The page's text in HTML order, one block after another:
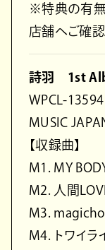
※特典の有
店舗へご確認
詩羽 1st
WPCL-
MUSIC
【収録曲】
M1. MY
M2. 人間
M3.
M4. トワイラ